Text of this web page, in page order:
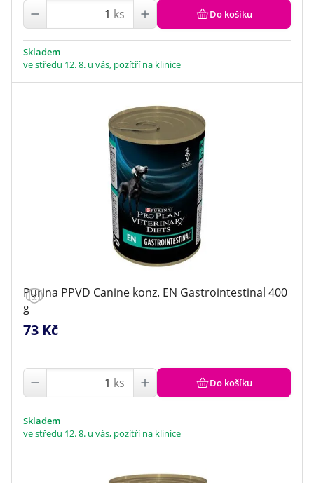
ks Do košíku
Skladem
ve středu 12. 8. u vás, pozítří na klinice
Purina PPVD Canine konz. EN Gastrointestinal 400
g
73 Kč
ks Do košíku
Skladem
ve středu 12. 8. u vás, pozítří na klinice